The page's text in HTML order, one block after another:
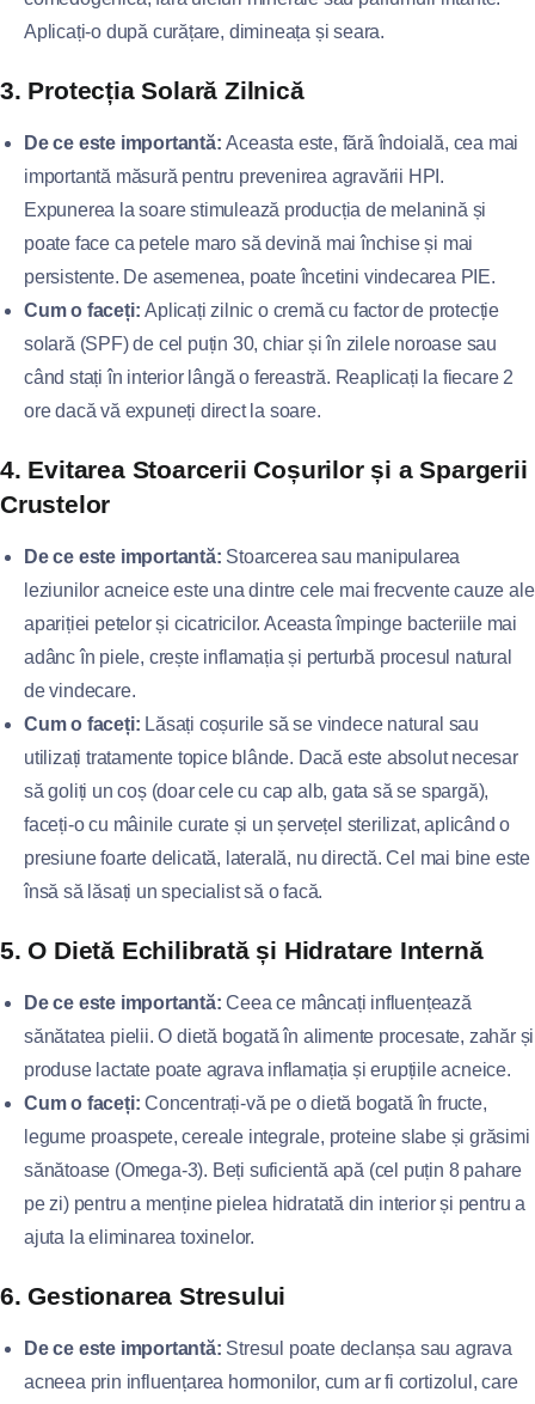
Aplicați-o după curățare, dimineața și seara.
3. Protecția Solară Zilnică
De ce este importantă: Aceasta este, fără îndoială, cea mai
importantă măsură pentru prevenirea agravării HPI.
Expunerea la soare stimulează producția de melanină și
poate face ca petele maro să devină mai închise și mai
persistente. De asemenea, poate încetini vindecarea PIE.
Cum o faceți: Aplicați zilnic o cremă cu factor de protecție
solară (SPF) de cel puțin 30, chiar și în zilele noroase sau
când stați în interior lângă o fereastră. Reaplicați la fiecare 2
ore dacă vă expuneți direct la soare.
4. Evitarea Stoarcerii Coșurilor și a Spargerii
Crustelor
De ce este importantă: Stoarcerea sau manipularea
leziunilor acneice este una dintre cele mai frecvente cauze ale
apariției petelor și cicatricilor. Aceasta împinge bacteriile mai
adânc în piele, crește inflamația și perturbă procesul natural
de vindecare.
Cum o faceți: Lăsați coșurile să se vindece natural sau
utilizați tratamente topice blânde. Dacă este absolut necesar
să goliți un coș (doar cele cu cap alb, gata să se spargă),
faceți-o cu mâinile curate și un șervețel sterilizat, aplicând o
presiune foarte delicată, laterală, nu directă. Cel mai bine este
însă să lăsați un specialist să o facă.
5. O Dietă Echilibrată și Hidratare Internă
De ce este importantă: Ceea ce mâncați influențează
sănătatea pielii. O dietă bogată în alimente procesate, zahăr și
produse lactate poate agrava inflamația și erupțiile acneice.
Cum o faceți: Concentrați-vă pe o dietă bogată în fructe,
legume proaspete, cereale integrale, proteine slabe și grăsimi
sănătoase (Omega-3). Beți suficientă apă (cel puțin 8 pahare
pe zi) pentru a menține pielea hidratată din interior și pentru a
ajuta la eliminarea toxinelor.
6. Gestionarea Stresului
De ce este importantă: Stresul poate declanșa sau agrava
acneea prin influențarea hormonilor, cum ar fi cortizolul, care